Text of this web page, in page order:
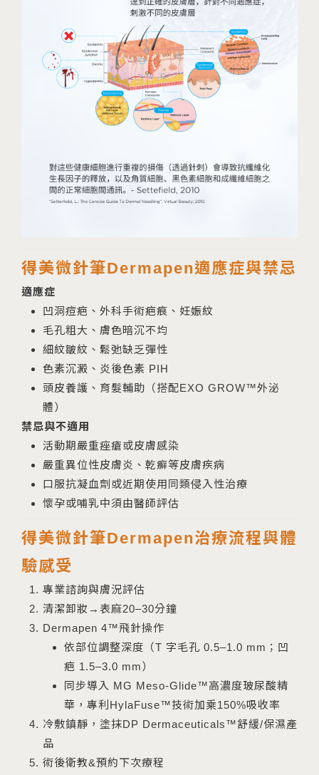
得美微針筆Dermapen適應症與禁忌
適應症
凹洞痘疤、外科手術疤痕、妊娠紋
毛孔粗大、膚色暗沉不均
細紋皺紋、鬆弛缺乏彈性
色素沉澱、炎後色素 PIH
頭皮養護、育髮輔助（搭配EXO GROW™外泌
體）
禁忌與不適用
活動期嚴重痤瘡或皮膚感染
嚴重異位性皮膚炎、乾癬等皮膚疾病
口服抗凝血劑或近期使用同類侵入性治療
懷孕或哺乳中須由醫師評估
得美微針筆Dermapen治療流程與體
驗感受
專業諮詢與膚況評估
清潔卸妝→表麻20–30分鐘
Dermapen 4™飛針操作
依部位調整深度（T 字毛孔 0.5–1.0 mm；凹
疤 1.5–3.0 mm）
同步導入 MG Meso-Glide™高濃度玻尿酸精
華，專利HylaFuse™技術加乘150%吸收率
冷敷鎮靜，塗抹DP Dermaceuticals™舒緩/保濕產
品
術後衛教&預約下次療程